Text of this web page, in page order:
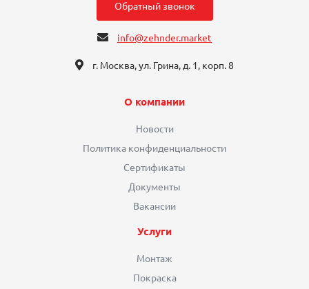
Обратный звонок
info@zehnder.market
г. Москва, ул. Грина, д. 1, корп. 8
О компании
Новости
Политика конфиденциальности
Сертификаты
Документы
Вакансии
Услуги
Монтаж
Покраска